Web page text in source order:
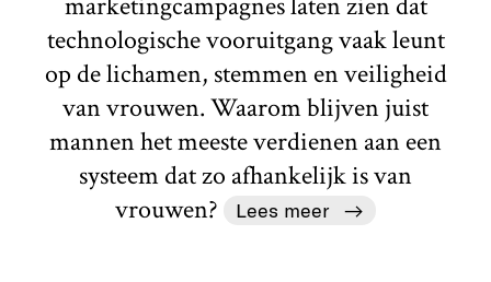
technologische vooruitgang vaak leunt
op de lichamen, stemmen en veiligheid
van vrouwen. Waarom blijven juist
mannen het meeste verdienen aan een
systeem dat zo afhankelijk is van
vrouwen?
Lees meer